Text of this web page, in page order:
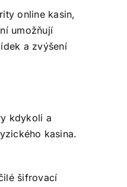
online kasin,
umožňují
a zvýšení
kdykoli a
kasina.
šifrovací